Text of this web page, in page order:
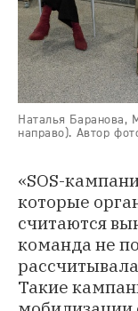
Наталья Баранова,
направо). Автор
«SOS-
которые
считаются
команда не
Такие